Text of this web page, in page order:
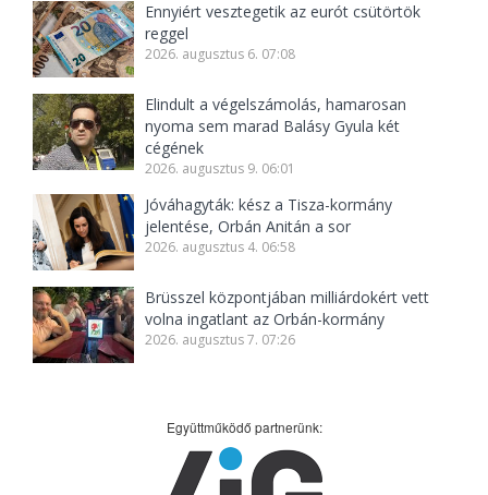
Ennyiért vesztegetik az eurót csütörtök
reggel
2026. augusztus 6. 07:08
Elindult a végelszámolás, hamarosan
nyoma sem marad Balásy Gyula két
cégének
2026. augusztus 9. 06:01
Jóváhagyták: kész a Tisza-kormány
jelentése, Orbán Anitán a sor
2026. augusztus 4. 06:58
Brüsszel központjában milliárdokért vett
volna ingatlant az Orbán-kormány
2026. augusztus 7. 07:26
Együttműködő partnerünk: